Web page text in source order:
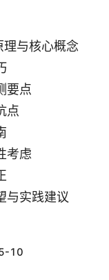
与核心概念
要点
点
考虑
与实践建议
10